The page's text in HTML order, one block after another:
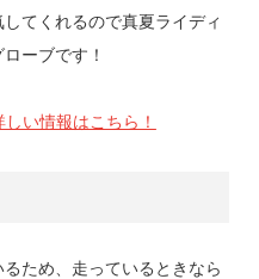
てくれるので真夏ライディ
ーブです！
い情報はこちら！
ため、走っているときなら